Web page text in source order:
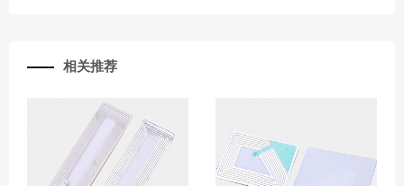
相关推荐